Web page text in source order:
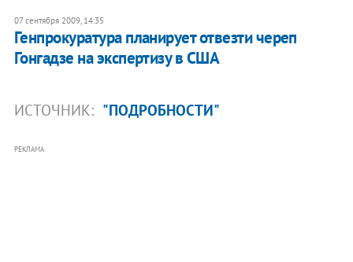
07 сентября 2009, 14:35
Генпрокуратура планирует отвезти череп
Гонгадзе на экспертизу в США
ИСТОЧНИК: "ПОДРОБНОСТИ"
РЕКЛАМА